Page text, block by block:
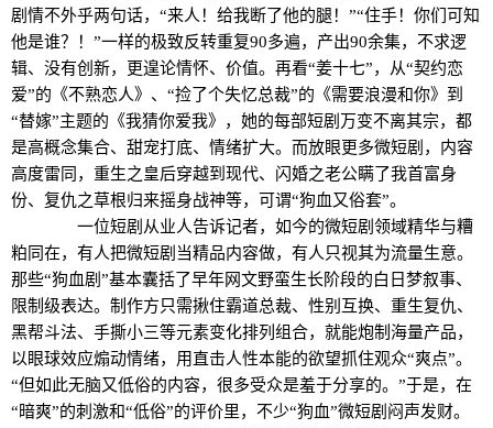
剧情不外乎两句话，“来人！给我断了他的腿！”“住手！你们可知
他是谁？！”一样的极致反转重复90多遍，产出90余集，不求逻
辑、没有创新，更遑论情怀、价值。再看“姜十七”，从“契约恋
爱”的《不熟恋人》、“捡了个失忆总裁”的《需要浪漫和你》到
“替嫁”主题的《我猜你爱我》，她的每部短剧万变不离其宗，都
是高概念集合、甜宠打底、情绪扩大。而放眼更多微短剧，内容
高度雷同，重生之皇后穿越到现代、闪婚之老公瞒了我首富身
份、复仇之草根归来摇身战神等，可谓“狗血又俗套”。
一位短剧从业人告诉记者，如今的微短剧领域精华与糟
粕同在，有人把微短剧当精品内容做，有人只视其为流量生意。
那些“狗血剧”基本囊括了早年网文野蛮生长阶段的白日梦叙事、
限制级表达。制作方只需揪住霸道总裁、性别互换、重生复仇、
黑帮斗法、手撕小三等元素变化排列组合，就能炮制海量产品，
以眼球效应煽动情绪，用直击人性本能的欲望抓住观众“爽点”。
“但如此无脑又低俗的内容，很多受众是羞于分享的。”于是，在
“暗爽”的刺激和“低俗”的评价里，不少“狗血”微短剧闷声发财。